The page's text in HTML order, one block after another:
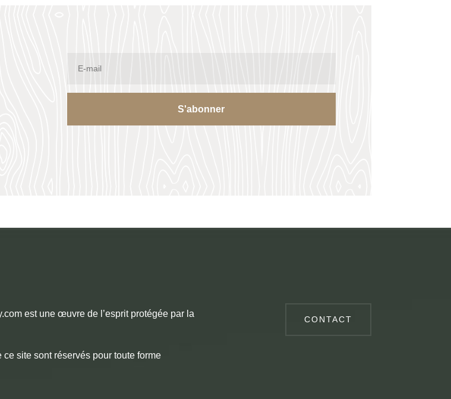
S'abonner
est une œuvre de l’esprit protégée par la
ce site sont réservés pour toute forme
CONTACT